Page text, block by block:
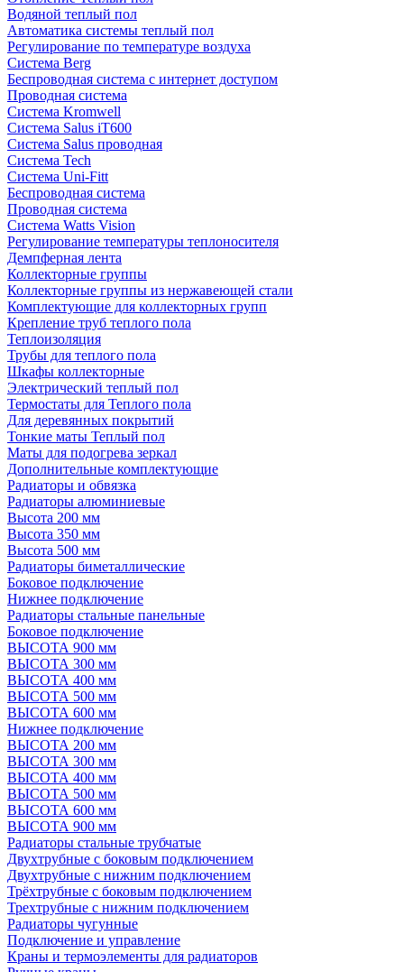
Водяной теплый пол
Автоматика системы теплый пол
Регулирование по температуре воздуха
Система Berg
Беспроводная система с интернет доступом
Проводная система
Система Kromwell
Система Salus iT600
Система Salus проводная
Система Tech
Система Uni-Fitt
Беспроводная система
Проводная система
Система Watts Vision
Регулирование температуры теплоносителя
Демпферная лента
Коллекторные группы
Коллекторные группы из нержавеющей стали
Комплектующие для коллекторных групп
Крепление труб теплого пола
Теплоизоляция
Трубы для теплого пола
Шкафы коллекторные
Электрический теплый пол
Термостаты для Теплого пола
Для деревянных покрытий
Тонкие маты Теплый пол
Маты для подогрева зеркал
Дополнительные комплектующие
Радиаторы и обвязка
Радиаторы алюминиевые
Высота 200 мм
Высота 350 мм
Высота 500 мм
Радиаторы биметаллические
Боковое подключение
Нижнее подключение
Радиаторы стальные панельные
Боковое подключение
ВЫСОТА 900 мм
ВЫСОТА 300 мм
ВЫСОТА 400 мм
ВЫСОТА 500 мм
ВЫСОТА 600 мм
Нижнее подключение
ВЫСОТА 200 мм
ВЫСОТА 300 мм
ВЫСОТА 400 мм
ВЫСОТА 500 мм
ВЫСОТА 600 мм
ВЫСОТА 900 мм
Радиаторы стальные трубчатые
Двухтрубные с боковым подключением
Двухтрубные с нижним подключением
Трёхтрубные с боковым подключением
Трехтрубные с нижним подключением
Радиаторы чугунные
Подключение и управление
Краны и термоэлементы для радиаторов